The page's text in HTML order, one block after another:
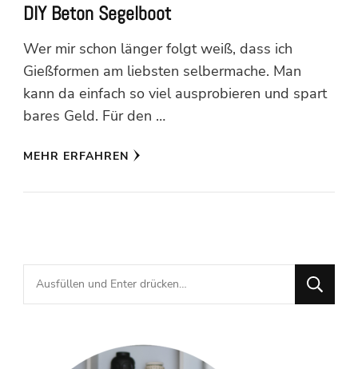
DIY Beton Segelboot
Wer mir schon länger folgt weiß, dass ich
Gießformen am liebsten selbermache. Man
kann da einfach so viel ausprobieren und spart
bares Geld. Für den …
MEHR ERFAHREN
Suchst
du